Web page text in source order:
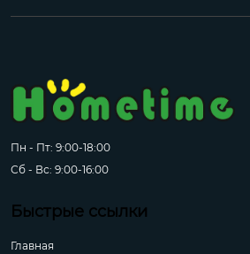
Пн - Пт: 9:00-18:00
Сб - Вс: 9:00-16:00
Быстрые ссылки
Главная